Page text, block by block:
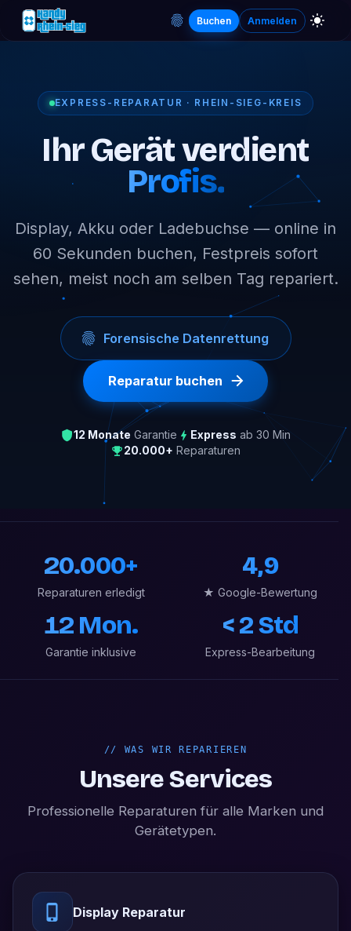
Buchen Anmelden
EXPRESS-REPARATUR · RHEIN-SIEG-KREIS
Ihr Gerät verdient
Profis.
Display, Akku oder Ladebuchse — online in
60 Sekunden buchen, Festpreis sofort
sehen, meist noch am selben Tag repariert.
Forensische Datenrettung
Reparatur buchen
12 Monate Garantie Express ab 30 Min
20.000+ Reparaturen
20.000+
Reparaturen erledigt
4,9
★ Google-Bewertung
12 Mon.
Garantie inklusive
< 2 Std
Express-Bearbeitung
// WAS WIR REPARIEREN
Unsere Services
Professionelle Reparaturen für alle Marken und
Gerätetypen.
Display Reparatur